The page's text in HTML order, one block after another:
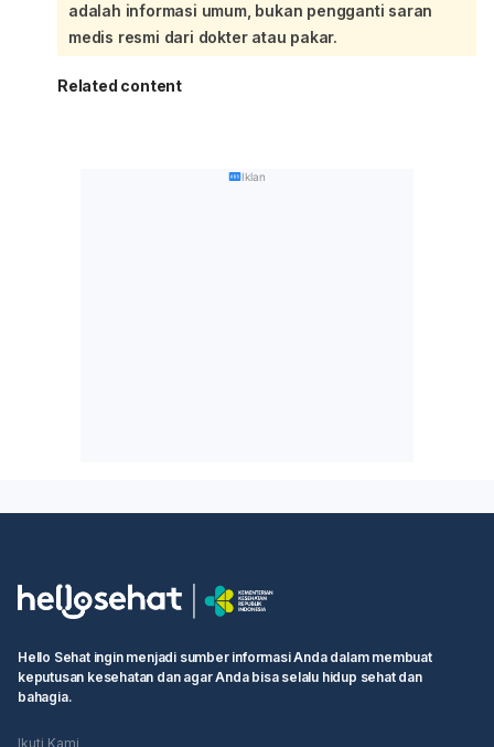
adalah informasi umum, bukan pengganti saran
medis resmi dari dokter atau pakar.
Related content
Iklan
Hello Sehat ingin menjadi sumber informasi Anda dalam membuat
keputusan kesehatan dan agar Anda bisa selalu hidup sehat dan
bahagia.
Ikuti Kami